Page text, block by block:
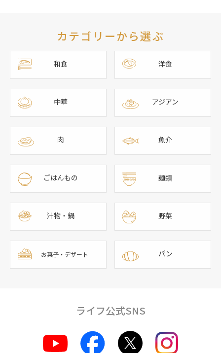
カテゴリーから選ぶ
和食 洋食
中華 アジアン
肉 魚介
ごはんもの 麺類
汁物・鍋 野菜
お菓子・デザート パン
ライフ公式SNS